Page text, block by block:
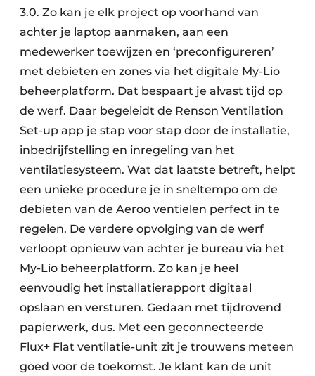
3.0. Zo kan je elk project op voorhand van
achter je laptop aanmaken, aan een
medewerker toewijzen en ‘preconfigureren’
met debieten en zones via het digitale My-Lio
beheerplatform. Dat bespaart je alvast tijd op
de werf. Daar begeleidt de Renson Ventilation
Set-up app je stap voor stap door de installatie,
inbedrijfstelling en inregeling van het
ventilatiesysteem. Wat dat laatste betreft, helpt
een unieke procedure je in sneltempo om de
debieten van de Aeroo ventielen perfect in te
regelen. De verdere opvolging van de werf
verloopt opnieuw van achter je bureau via het
My-Lio beheerplatform. Zo kan je heel
eenvoudig het installatierapport digitaal
opslaan en versturen. Gedaan met tijdrovend
papierwerk, dus. Met een geconnecteerde
Flux+ Flat ventilatie-unit zit je trouwens meteen
goed voor de toekomst. Je klant kan de unit